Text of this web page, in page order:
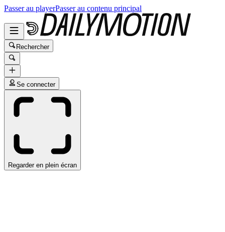
Passer au playerPasser au contenu principal
Rechercher
Se connecter
Regarder en plein écran